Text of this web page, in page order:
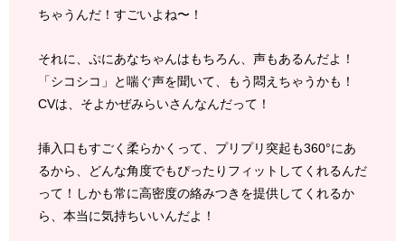
ちゃうんだ！すごいよね〜！
それに、ぷにあなちゃんはもちろん、声もあるんだよ！
「シコシコ」と喘ぐ声を聞いて、もう悶えちゃうかも！
CVは、そよかぜみらいさんなんだって！
挿入口もすごく柔らかくって、プリプリ突起も360°にあ
るから、どんな角度でもぴったりフィットしてくれるんだ
って！しかも常に高密度の絡みつきを提供してくれるか
ら、本当に気持ちいいんだよ！